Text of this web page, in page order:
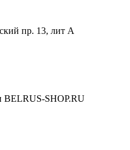
пр. 13, лит А
BELRUS-SHOP.RU